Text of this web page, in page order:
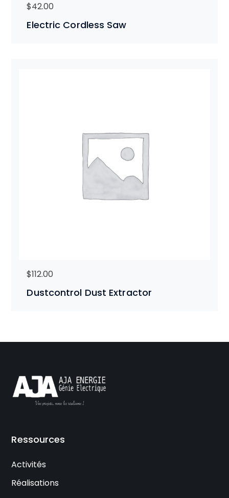
Electric Cordless Saw
$42.00
Dustcontrol Dust Extractor
$112.00
Ressources
Activités
Réalisations